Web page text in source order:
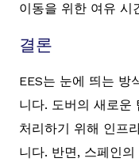
이동을 위한 여유 시
결론
EES는 눈에 띄는 방
니다. 도버의 새로운
처리하기 위해 인프
니다. 반면, 스페인